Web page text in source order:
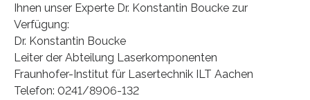
Ihnen unser Experte Dr. Konstantin Boucke zur
Verfügung:
Dr. Konstantin Boucke
Leiter der Abteilung Laserkomponenten
Fraunhofer-Institut für Lasertechnik ILT Aachen
Telefon: 0241/8906-132